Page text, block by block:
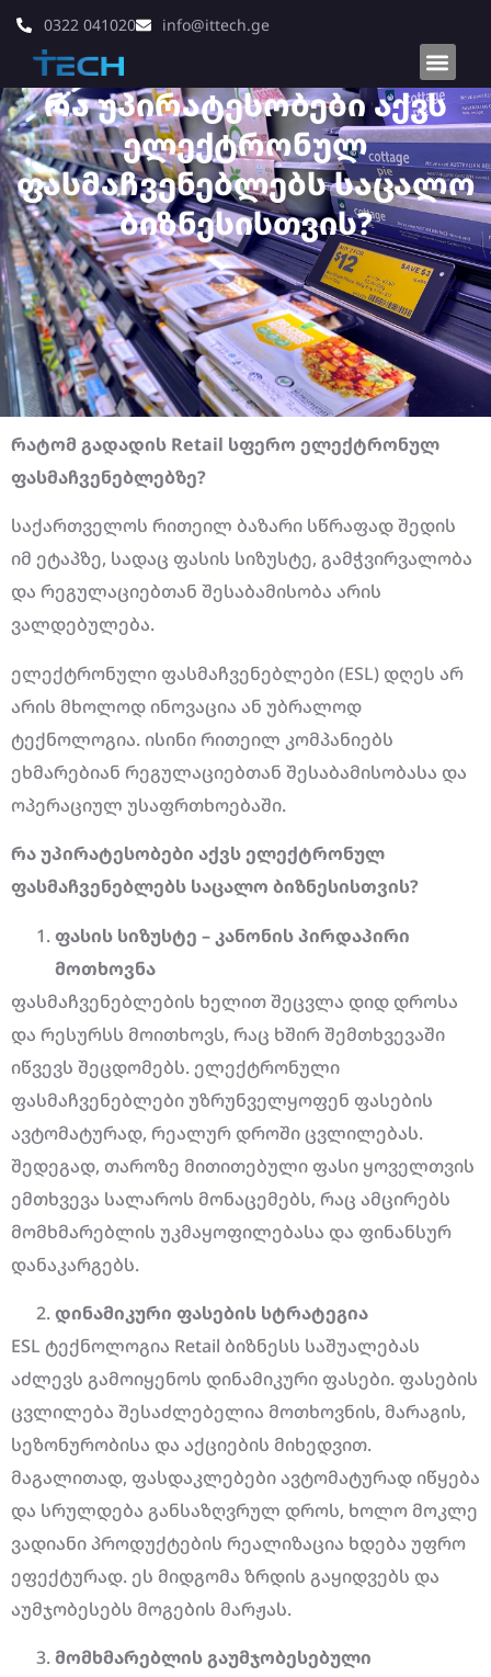
0322 041020 info@ittech.ge
რა უპირატესობები აქვს
ელექტრონულ
ფასმაჩვენებლებს საცალო
ბიზნესისთვის?
რატომ გადადის Retail სფერო ელექტრონულ
ფასმაჩვენებლებზე?
საქართველოს რითეილ ბაზარი სწრაფად შედის
იმ ეტაპზე, სადაც ფასის სიზუსტე, გამჭვირვალობა
და რეგულაციებთან შესაბამისობა არის
ვალდებულება.
ელექტრონული ფასმაჩვენებლები (ESL) დღეს არ
არის მხოლოდ ინოვაცია ან უბრალოდ
ტექნოლოგია. ისინი რითეილ კომპანიებს
ეხმარებიან რეგულაციებთან შესაბამისობასა და
ოპერაციულ უსაფრთხოებაში.
რაუპირატესობები აქვსელექტრონულ
ფასმაჩვენებლებს საცალო ბიზნესისთვის?
ფასის სიზუსტე –კანონისპირდაპირი
მოთხოვნა
ფასმაჩვენებლების ხელით შეცვლა დიდ დროსა
და რესურსს მოითხოვს, რაც ხშირ შემთხვევაში
იწვევს შეცდომებს. ელექტრონული
ფასმაჩვენებლები უზრუნველყოფენ ფასების
ავტომატურად, რეალურ დროში ცვლილებას.
შედეგად, თაროზე მითითებული ფასი ყოველთვის
ემთხვევა სალაროს მონაცემებს, რაც ამცირებს
მომხმარებლის უკმაყოფილებასა და ფინანსურ
დანაკარგებს.
დინამიკური ფასების სტრატეგია
ESL ტექნოლოგია Retail ბიზნესს საშუალებას
აძლევს გამოიყენოს დინამიკური ფასები. ფასების
ცვლილება შესაძლებელია მოთხოვნის, მარაგის,
სეზონურობისა და აქციების მიხედვით.
მაგალითად, ფასდაკლებები ავტომატურად იწყება
და სრულდება განსაზღვრულ დროს, ხოლო მოკლე
ვადიანი პროდუქტების რეალიზაცია ხდება უფრო
ეფექტურად. ეს მიდგომა ზრდის გაყიდვებს და
აუმჯობესებს მოგების მარჟას.
მომხმარებლისგაუმჯობესებული